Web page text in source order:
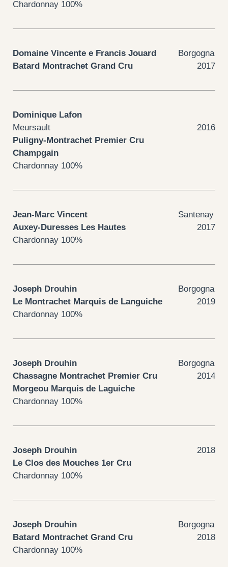
Chardonnay 100%
Domaine Vincente e Francis Jouard
Borgogna
2017
Batard Montrachet Grand Cru
Dominique Lafon
Meursault
2016
Puligny-Montrachet Premier Cru
Champgain
Chardonnay 100%
Jean-Marc Vincent
Santenay
2017
Auxey-Duresses Les Hautes
Chardonnay 100%
Joseph Drouhin
Borgogna
2019
Le Montrachet Marquis de Languiche
Chardonnay 100%
Joseph Drouhin
Borgogna
2014
Chassagne Montrachet Premier Cru
Morgeou Marquis de Laguiche
Chardonnay 100%
Joseph Drouhin
2018
Le Clos des Mouches 1er Cru
Chardonnay 100%
Joseph Drouhin
Borgogna
2018
Batard Montrachet Grand Cru
Chardonnay 100%